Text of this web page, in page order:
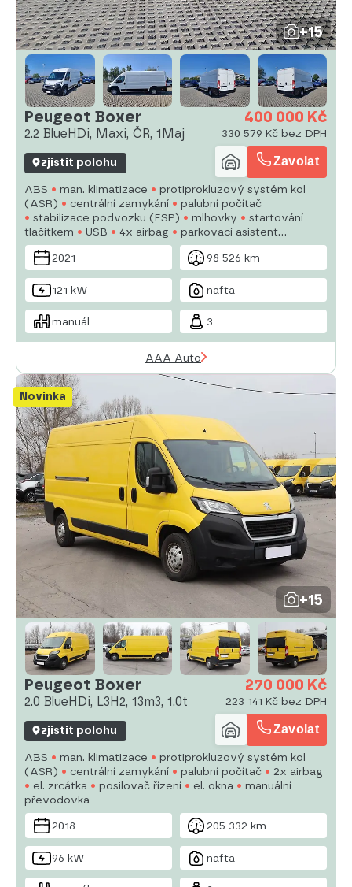
+15
Peugeot Boxer
2.2 BlueHDi, Maxi, ČR, 1Maj
400 000 Kč
330 579 Kč bez DPH
zjistit polohu Zavolat
ABS man. klimatizace
protiprokluzový systém kol
(ASR)
centrální zamykání
palubní počítač
stabilizace podvozku (ESP)
mlhovky
startování
tlačítkem
USB 4x airbag
parkovací asistent
posilovač řízení
autorádio
manuální převodovka
2021
98 526 km
121 kW nafta
manuál 3
AAA Auto
Novinka
+15
Peugeot Boxer
2.0 BlueHDi, L3H2, 13m3, 1.0t
270 000 Kč
223 141 Kč bez DPH
zjistit polohu Zavolat
ABS man. klimatizace
protiprokluzový systém kol
(ASR)
centrální zamykání palubní počítač
2x airbag
el. zrcátka
posilovač řízení el. okna
manuální
převodovka
2018 205 332 km
96 kW nafta